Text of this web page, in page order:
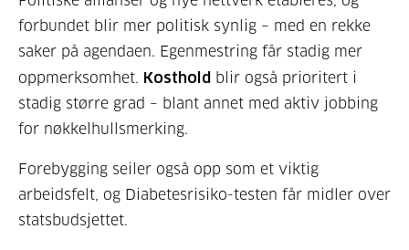
forbundet blir mer politisk synlig – med en rekke
saker på agendaen. Egenmestring får stadig mer
oppmerksomhet. Kosthold blir også prioritert i
stadig større grad – blant annet med aktiv jobbing
for nøkkelhullsmerking.
Forebygging seiler også opp som et viktig
arbeidsfelt, og Diabetesrisiko-testen får midler over
statsbudsjettet.